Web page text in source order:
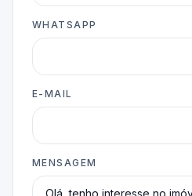
WHATSAPP
E-MAIL
MENSAGEM